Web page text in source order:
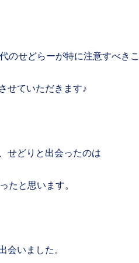
のせどらーが特に注意すべき
せていただきます♪
せどりと出会ったのは
たと思います。
会いました。